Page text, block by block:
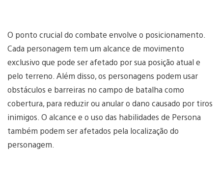
O ponto crucial do combate envolve o posicionamento.
Cada personagem tem um alcance de movimento
exclusivo que pode ser afetado por sua posição atual e
pelo terreno. Além disso, os personagens podem usar
obstáculos e barreiras no campo de batalha como
cobertura, para reduzir ou anular o dano causado por tiros
inimigos. O alcance e o uso das habilidades de Persona
também podem ser afetados pela localização do
personagem.